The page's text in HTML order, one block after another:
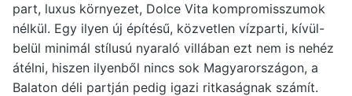
part, luxus környezet, Dolce Vita kompromisszumok
nélkül. Egy ilyen új építésű, közvetlen vízparti, kívül-
belül minimál stílusú nyaraló villában ezt nem is nehéz
átélni, hiszen ilyenből nincs sok Magyarországon, a
Balaton déli partján pedig igazi ritkaságnak számít.